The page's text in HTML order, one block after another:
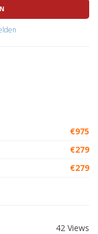
€975
€279
€279
42 Views